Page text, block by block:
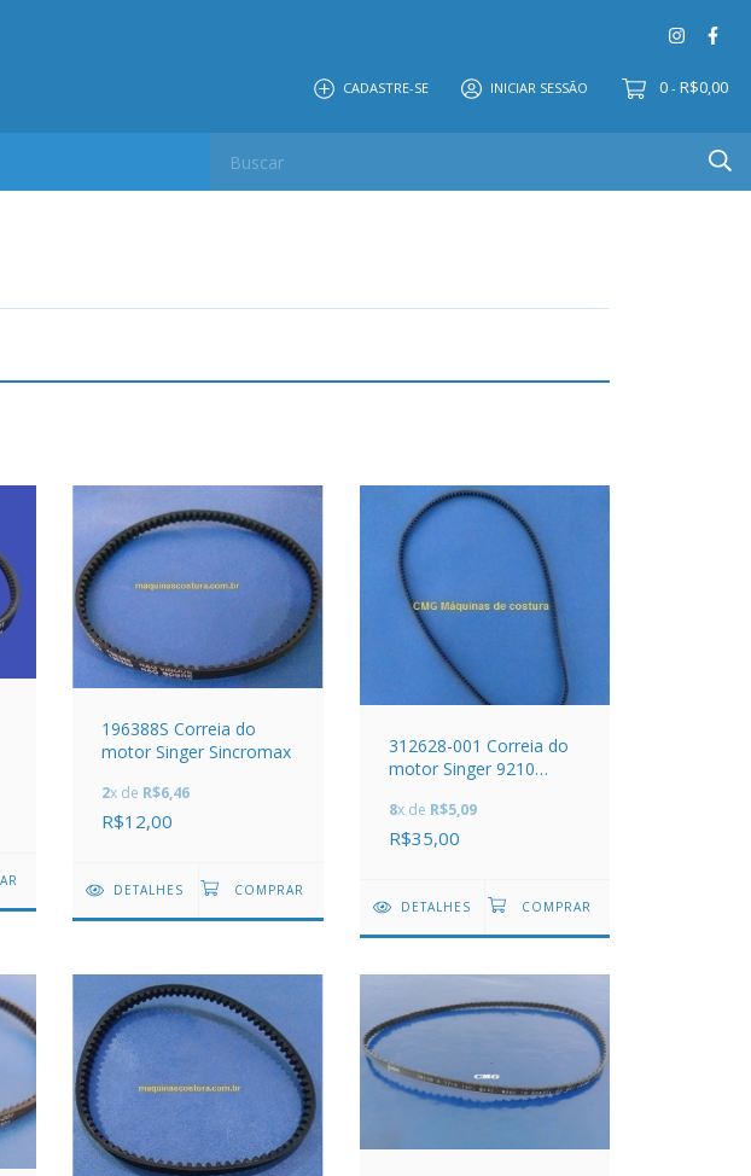
CADASTRE-SE INICIAR SESSÃO 0 - R$0,00
196388S Correia do
motor Singer Sincromax
2x de R$6,46
R$12,00
DETALHES
312628-001 Correia do
motor Singer 9210
8x de R$5,09
R$35,00
DETALHES